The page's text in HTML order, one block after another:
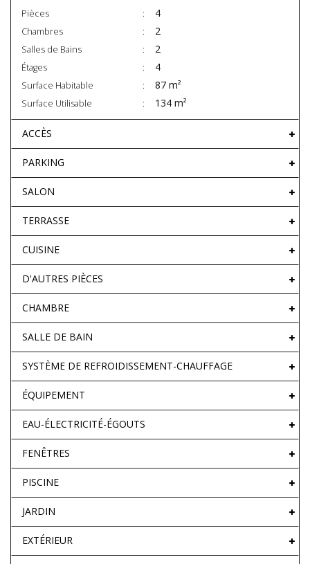
Pièces 4
Chambres 2
Salles de Bains 2
Étages 4
Surface Habitable 87 m²
Surface Utilisable 134 m²
ACCÈS
PARKING
SALON
TERRASSE
CUISINE
D'AUTRES PIÈCES
CHAMBRE
SALLE DE BAIN
SYSTÈME DE REFROIDISSEMENT-CHAUFFAGE
ÉQUIPEMENT
EAU-ÉLECTRICITÉ-ÉGOUTS
FENÊTRES
PISCINE
JARDIN
EXTÉRIEUR